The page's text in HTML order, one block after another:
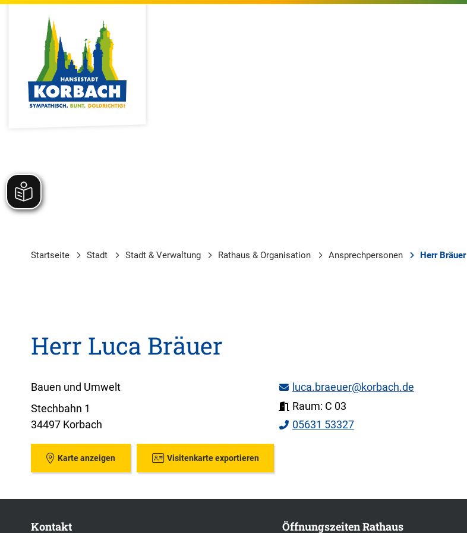
Startseite Stadt Stadt & Verwaltung Rathaus & Organisation Ansprechpersonen Herr Bräuer
Herr Luca Bräuer
Bauen und Umwelt
Stechbahn 1
34497 Korbach
luca.braeuer@korbach.de
Raum: C 03
05631 53327
Karte anzeigen Visitenkarte exportieren
Kontakt Öffnungszeiten Rathaus